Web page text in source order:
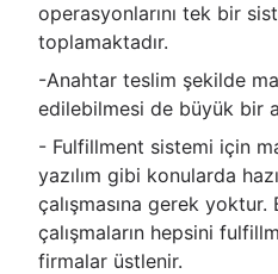
operasyonlarını tek bir
toplamaktadır.
-Anahtar teslim şekilde
edilebilmesi de büyük bir
- Fulfillment sistemi için
yazılım gibi konularda
çalışmasına gerek yoktur.
çalışmaların hepsini
firmalar üstlenir.